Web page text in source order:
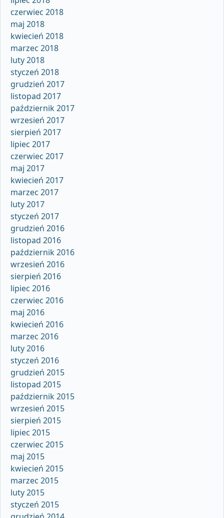
czerwiec 2018
maj 2018
kwiecień 2018
marzec 2018
luty 2018
styczeń 2018
grudzień 2017
listopad 2017
październik 2017
wrzesień 2017
sierpień 2017
lipiec 2017
czerwiec 2017
maj 2017
kwiecień 2017
marzec 2017
luty 2017
styczeń 2017
grudzień 2016
listopad 2016
październik 2016
wrzesień 2016
sierpień 2016
lipiec 2016
czerwiec 2016
maj 2016
kwiecień 2016
marzec 2016
luty 2016
styczeń 2016
grudzień 2015
listopad 2015
październik 2015
wrzesień 2015
sierpień 2015
lipiec 2015
czerwiec 2015
maj 2015
kwiecień 2015
marzec 2015
luty 2015
styczeń 2015